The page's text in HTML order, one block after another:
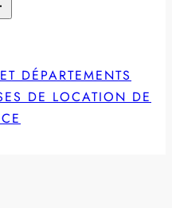
DÉPARTEMENTS
DE LOCATION DE